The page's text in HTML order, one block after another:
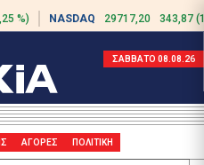
%) NASDAQ 29717,20 343,87
ΣΑΒΒΑΤΟ 08.08.26
ΑΓΟΡΕΣ ΠΟΛΙΤΙΚΗ